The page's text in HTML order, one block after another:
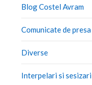
Blog Costel Avram
Comunicate de presa
Diverse
Interpelari si sesizari